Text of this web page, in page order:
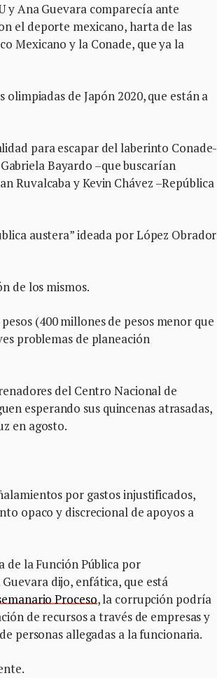
y Ana Guevara comparecía ante
el deporte mexicano, harta de las
Mexicano y la Conade, que ya la
de Japón 2020, que están a
para escapar del laberinto Conade-
Bayardo –que buscarían
Ruvalcaba y Kevin Chávez –República
austera” ideada por López Obrador
de los mismos.
(400 millones de pesos menor que
problemas de planeación
del Centro Nacional de
esperando sus quincenas atrasadas,
en agosto.
por gastos injustificados,
opaco y discrecional de apoyos a
de la Función Pública por
dijo, enfática, que está
Proceso, la corrupción podría
de recursos a través de empresas y
personas allegadas a la funcionaria.